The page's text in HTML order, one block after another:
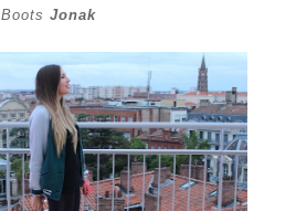
Boots Jonak